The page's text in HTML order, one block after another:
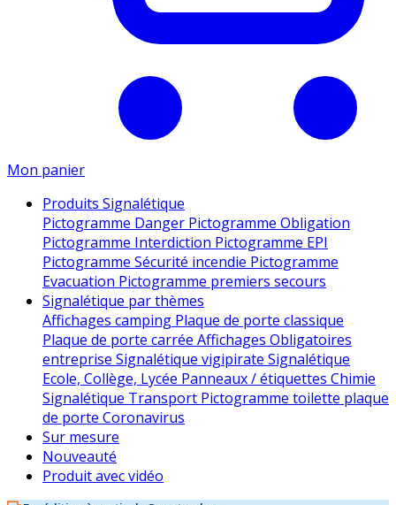
Mon panier
Produits Signalétique
Pictogramme Danger Pictogramme Obligation
Pictogramme Interdiction Pictogramme EPI
Pictogramme Sécurité incendie Pictogramme
Evacuation Pictogramme premiers secours
Signalétique par thèmes
Affichages camping Plaque de porte classique
Plaque de porte carrée Affichages Obligatoires
entreprise Signalétique vigipirate Signalétique
Ecole, Collège, Lycée Panneaux / étiquettes Chimie
Signalétique Transport Pictogramme toilette plaque
de porte Coronavirus
Sur mesure
Nouveauté
Produit avec vidéo